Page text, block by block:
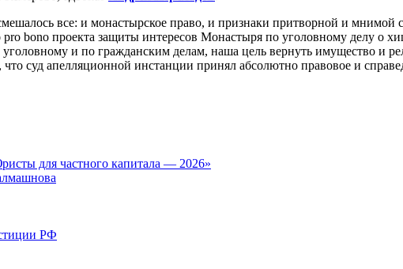
все: и монастырское право, и признаки притворной и мнимой
pro bono проекта защиты интересов Монастыря по уголовному делу о
и по гражданским делам, наша цель вернуть имущество и
суд апелляционной инстанции принял абсолютно правовое и
для частного капитала — 2026»
РФ